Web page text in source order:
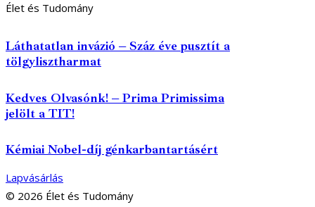
Élet és Tudomány
Láthatatlan invázió – Száz éve pusztít a
tölgylisztharmat
Kedves Olvasónk! – Prima Primissima
jelölt a TIT!
Kémiai Nobel-díj génkarbantartásért
Lapvásárlás
© 2026 Élet és Tudomány